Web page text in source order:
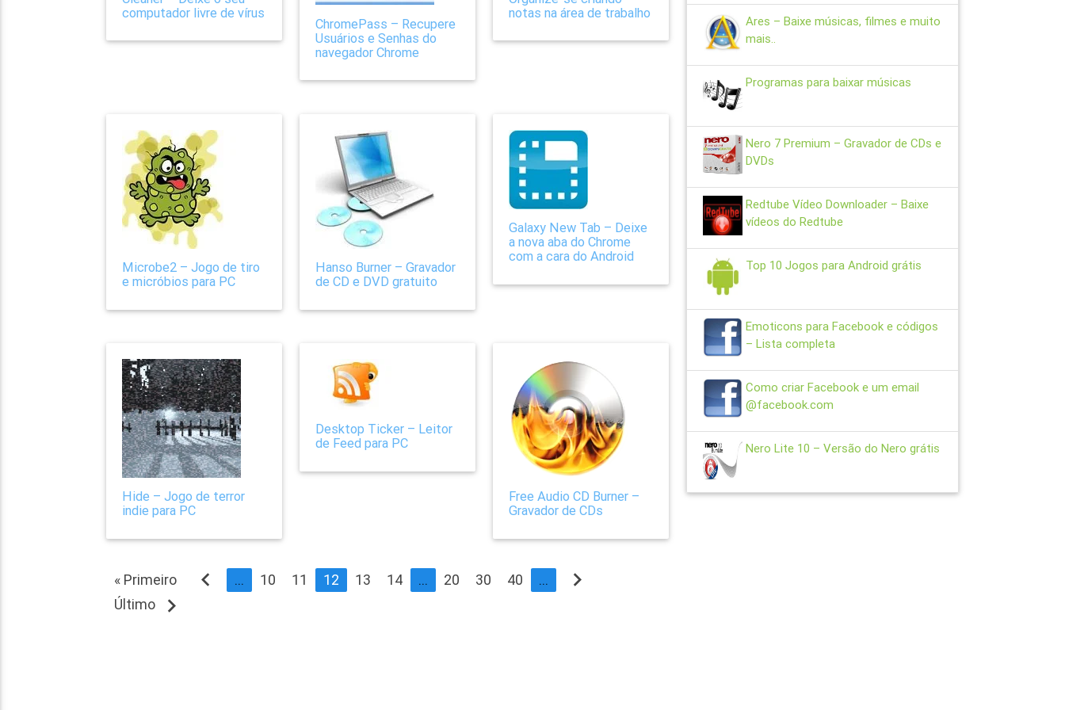
computador livre de vírus
ChromePass – Recupere
Usuários e Senhas do
navegador Chrome
notas na área de trabalho
Microbe2 – Jogo de tiro
e micróbios para PC
Hanso Burner – Gravador
de CD e DVD gratuito
Galaxy New Tab – Deixe
a nova aba do Chrome
com a cara do Android
Hide – Jogo de terror
indie para PC
Desktop Ticker – Leitor
de Feed para PC
Free Audio CD Burner –
Gravador de CDs
« Primeiro navigate_before ... 10 11 12 13 14 ... 20 30 40 ... navigate_next
Último navigate_next
Ares – Baixe músicas, filmes e muito
mais..
Programas para baixar músicas
Nero 7 Premium – Gravador de CDs e
DVDs
Redtube Vídeo Downloader – Baixe
vídeos do Redtube
Top 10 Jogos para Android grátis
Emoticons para Facebook e códigos
– Lista completa
Como criar Facebook e um email
@facebook.com
Nero Lite 10 – Versão do Nero grátis